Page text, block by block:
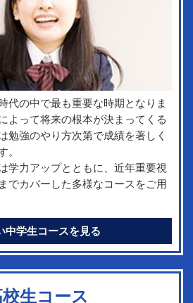
代の中で最も重要な時期となりま
よって将来の根本が決まってくる
勉強のやり方次第で成績を著しく
学力アップとともに、近年重要視
でカバーした多様なコースをご用
中学生コースを見る
生コース